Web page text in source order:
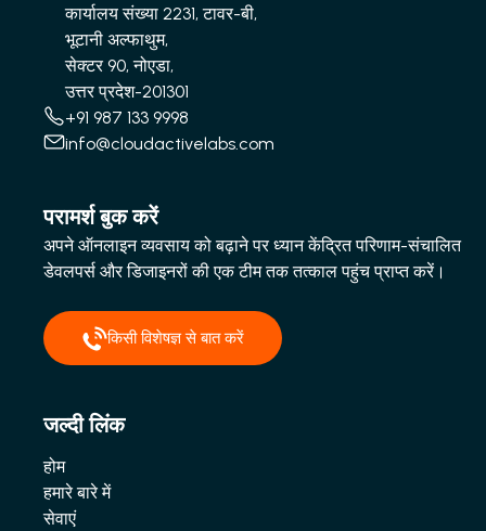
कार्यालय संख्या 2231, टावर-बी,
भूटानी अल्फाथुम,
सेक्टर 90, नोएडा,
उत्तर प्रदेश-201301
+91 987 133 9998
info@cloudactivelabs.com
परामर्श बुक करें
अपने ऑनलाइन व्यवसाय को बढ़ाने पर ध्यान केंद्रित परिणाम-संचालित
डेवलपर्स और डिजाइनरों की एक टीम तक तत्काल पहुंच प्राप्त करें।
किसी विशेषज्ञ से बात करें
जल्दी लिंक
होम
हमारे बारे में
सेवाएं